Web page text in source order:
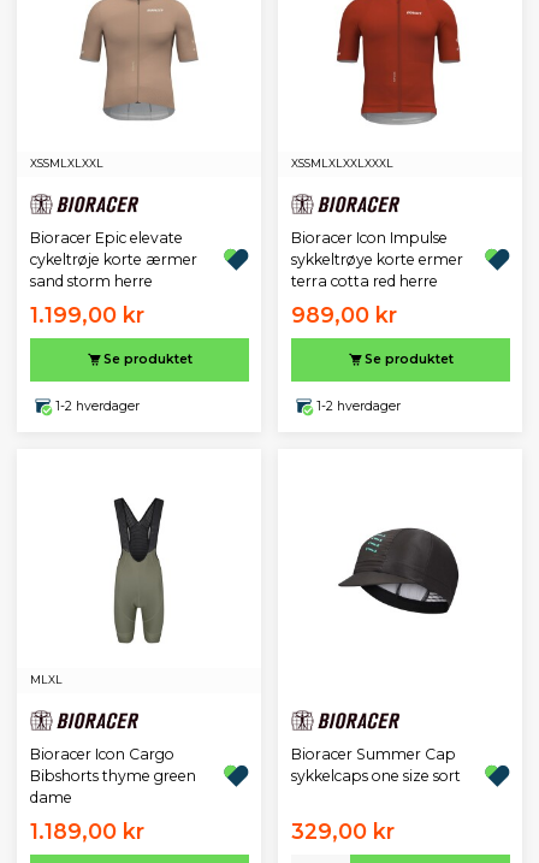
XSSMLXLXXL
Bioracer Epic elevate
cykeltrøje korte ærmer
sand storm herre
1.199,00 kr
Se produktet
1-2 hverdager
XSSMLXLXXLXXXL
Bioracer Icon Impulse
sykkeltrøye korte ermer
terra cotta red herre
989,00 kr
Se produktet
1-2 hverdager
MLXL
Bioracer Icon Cargo
Bibshorts thyme green
dame
1.189,00 kr
Bioracer Summer Cap
sykkelcaps one size sort
329,00 kr